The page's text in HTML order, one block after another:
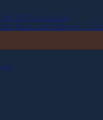
till ÅBY 6 april 2024
Prince mot Elitloppet – ”En